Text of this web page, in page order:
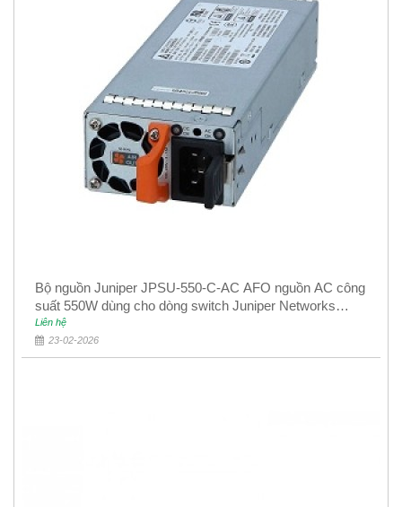
Bộ nguồn Juniper JPSU-550-C-AC AFO nguồn AC công
suất 550W dùng cho dòng switch Juniper Networks
EX4400
Liên hệ
23-02-2026